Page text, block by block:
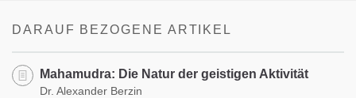
DARAUF BEZOGENE ARTIKEL
Mahamudra: Die Natur der geistigen Aktivität
Dr. Alexander Berzin